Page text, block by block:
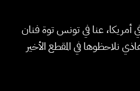
عنا في تونس توة فنان
نلاحظوها في المقطع الأخير